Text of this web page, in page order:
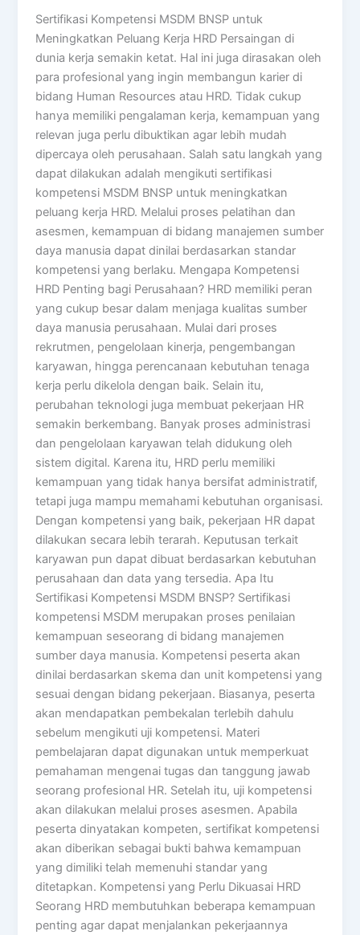
Sertifikasi Kompetensi MSDM BNSP untuk
Meningkatkan Peluang Kerja HRD Persaingan di
dunia kerja semakin ketat. Hal ini juga dirasakan oleh
para profesional yang ingin membangun karier di
bidang Human Resources atau HRD. Tidak cukup
hanya memiliki pengalaman kerja, kemampuan yang
relevan juga perlu dibuktikan agar lebih mudah
dipercaya oleh perusahaan. Salah satu langkah yang
dapat dilakukan adalah mengikuti sertifikasi
kompetensi MSDM BNSP untuk meningkatkan
peluang kerja HRD. Melalui proses pelatihan dan
asesmen, kemampuan di bidang manajemen sumber
daya manusia dapat dinilai berdasarkan standar
kompetensi yang berlaku. Mengapa Kompetensi
HRD Penting bagi Perusahaan? HRD memiliki peran
yang cukup besar dalam menjaga kualitas sumber
daya manusia perusahaan. Mulai dari proses
rekrutmen, pengelolaan kinerja, pengembangan
karyawan, hingga perencanaan kebutuhan tenaga
kerja perlu dikelola dengan baik. Selain itu,
perubahan teknologi juga membuat pekerjaan HR
semakin berkembang. Banyak proses administrasi
dan pengelolaan karyawan telah didukung oleh
sistem digital. Karena itu, HRD perlu memiliki
kemampuan yang tidak hanya bersifat administratif,
tetapi juga mampu memahami kebutuhan organisasi.
Dengan kompetensi yang baik, pekerjaan HR dapat
dilakukan secara lebih terarah. Keputusan terkait
karyawan pun dapat dibuat berdasarkan kebutuhan
perusahaan dan data yang tersedia. Apa Itu
Sertifikasi Kompetensi MSDM BNSP? Sertifikasi
kompetensi MSDM merupakan proses penilaian
kemampuan seseorang di bidang manajemen
sumber daya manusia. Kompetensi peserta akan
dinilai berdasarkan skema dan unit kompetensi yang
sesuai dengan bidang pekerjaan. Biasanya, peserta
akan mendapatkan pembekalan terlebih dahulu
sebelum mengikuti uji kompetensi. Materi
pembelajaran dapat digunakan untuk memperkuat
pemahaman mengenai tugas dan tanggung jawab
seorang profesional HR. Setelah itu, uji kompetensi
akan dilakukan melalui proses asesmen. Apabila
peserta dinyatakan kompeten, sertifikat kompetensi
akan diberikan sebagai bukti bahwa kemampuan
yang dimiliki telah memenuhi standar yang
ditetapkan. Kompetensi yang Perlu Dikuasai HRD
Seorang HRD membutuhkan beberapa kemampuan
penting agar dapat menjalankan pekerjaannya